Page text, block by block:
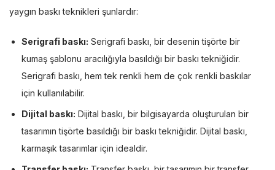
yaygın baskı teknikleri şunlardır:
Serigrafi baskı: Serigrafi baskı, bir desenin tişörte bir
kumaş şablonu aracılığıyla basıldığı bir baskı tekniğidir.
Serigrafi baskı, hem tek renkli hem de çok renkli baskılar
için kullanılabilir.
Dijital baskı: Dijital baskı, bir bilgisayarda oluşturulan bir
tasarımın tişörte basıldığı bir baskı tekniğidir. Dijital baskı,
karmaşık tasarımlar için idealdir.